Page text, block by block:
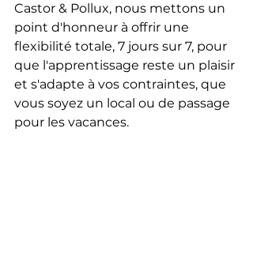
Castor & Pollux, nous mettons un
point d'honneur à offrir une
flexibilité totale, 7 jours sur 7, pour
que l'apprentissage reste un plaisir
et s'adapte à vos contraintes, que
vous soyez un local ou de passage
pour les vacances.